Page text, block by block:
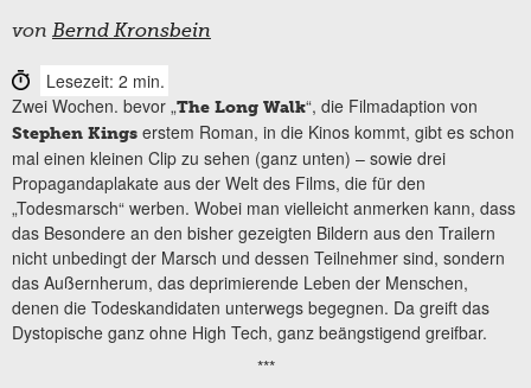
von Bernd Kronsbein
Lesezeit: 2 min.
Zwei Wochen. bevor „The Long Walk“, die Filmadaption von
Stephen Kings erstem Roman, in die Kinos kommt, gibt es schon
mal einen kleinen Clip zu sehen (ganz unten) – sowie drei
Propagandaplakate aus der Welt des Films, die für den
„Todesmarsch“ werben. Wobei man vielleicht anmerken kann, dass
das Besondere an den bisher gezeigten Bildern aus den Trailern
nicht unbedingt der Marsch und dessen Teilnehmer sind, sondern
das Außernherum, das deprimierende Leben der Menschen,
denen die Todeskandidaten unterwegs begegnen. Da greift das
Dystopische ganz ohne High Tech, ganz beängstigend greifbar.
***